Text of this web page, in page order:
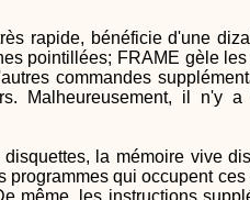
rapide, bénéficie d'une
pointillées; FRAME gèle
commandes
Malheureusement, il n'y
la mémoire vive
qui occupent